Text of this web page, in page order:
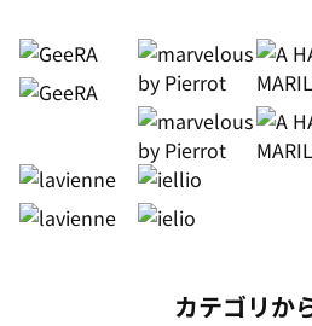
カテゴリか